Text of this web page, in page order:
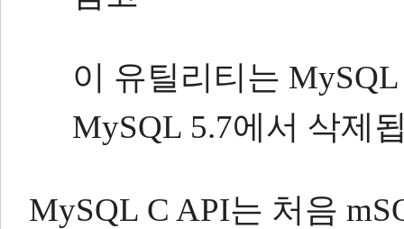
이 유틸리티는
MySQL 5.7에서 삭제
MySQL C API는 처음